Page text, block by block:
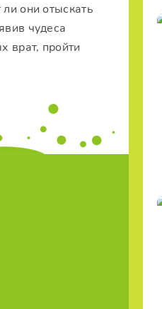
они отыскать
чудеса
врат, пройти